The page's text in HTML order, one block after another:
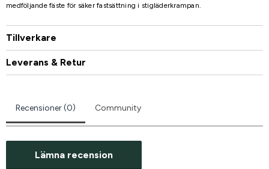
medföljande fäste för säker fastsättning i stigläderkrampan.
Tillverkare
Leverans & Retur
Recensioner (0) Community
Lämna recension